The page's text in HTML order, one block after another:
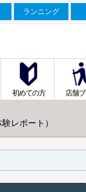
ランニング
初めての方 店舗
レポート）